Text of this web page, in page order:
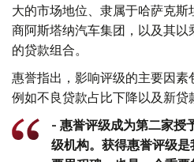
大的市场地位、隶属于哈萨克
商阿斯塔纳汽车集团，以及其
的贷款组合。
惠誉指出，影响评级的主要因素
例如不良贷款占比下降以及新贷
- 惠誉评级成为第二家授
级机构。获得惠誉评级